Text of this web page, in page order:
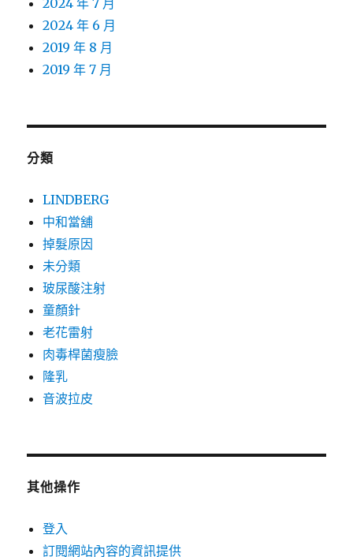
2024 年 7 月
2024 年 6 月
2019 年 8 月
2019 年 7 月
分類
LINDBERG
中和當舖
掉髮原因
未分類
玻尿酸注射
童顏針
老花雷射
肉毒桿菌瘦臉
隆乳
音波拉皮
其他操作
登入
訂閱網站內容的資訊提供